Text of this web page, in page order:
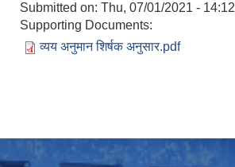
Submitted on: Thu, 07/01/2021 - 14:12
Supporting Documents:
व्यय अनुमान शिर्षक अनुसार.pdf